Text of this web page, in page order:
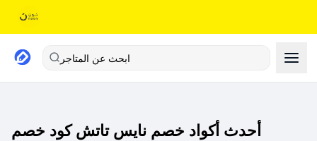
ابحث عن المتاجر
أحدث أكواد خصم نايس تاتش كود خصم